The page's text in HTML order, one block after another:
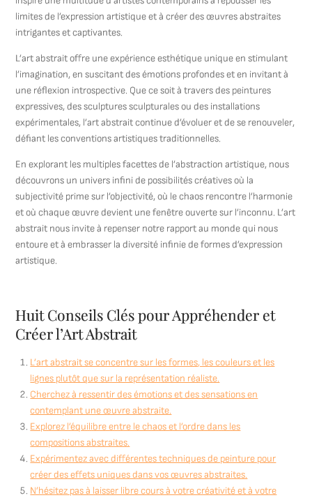
limites de l’expression artistique et à créer des œuvres abstraites
intrigantes et captivantes.
L’art abstrait offre une expérience esthétique unique en stimulant
l’imagination, en suscitant des émotions profondes et en invitant à
une réflexion introspective. Que ce soit à travers des peintures
expressives, des sculptures sculpturales ou des installations
expérimentales, l’art abstrait continue d’évoluer et de se renouveler,
défiant les conventions artistiques traditionnelles.
En explorant les multiples facettes de l’abstraction artistique, nous
découvrons un univers infini de possibilités créatives où la
subjectivité prime sur l’objectivité, où le chaos rencontre l’harmonie
et où chaque œuvre devient une fenêtre ouverte sur l’inconnu. L’art
abstrait nous invite à repenser notre rapport au monde qui nous
entoure et à embrasser la diversité infinie de formes d’expression
artistique.
Huit Conseils Clés pour Appréhender et
Créer l’Art Abstrait
L’art abstrait se concentre sur les formes, les couleurs et les
lignes plutôt que sur la représentation réaliste.
Cherchez à ressentir des émotions et des sensations en
contemplant une œuvre abstraite.
Explorez l’équilibre entre le chaos et l’ordre dans les
compositions abstraites.
Expérimentez avec différentes techniques de peinture pour
créer des effets uniques dans vos œuvres abstraites.
N’hésitez pas à laisser libre cours à votre créativité et à votre